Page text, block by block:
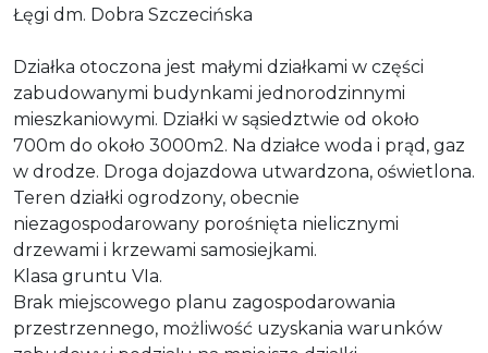
Łęgi dm. Dobra Szczecińska
Działka otoczona jest małymi działkami w części
zabudowanymi budynkami jednorodzinnymi
mieszkaniowymi. Działki w sąsiedztwie od około
700m do około 3000m2. Na działce woda i prąd, gaz
w drodze. Droga dojazdowa utwardzona, oświetlona.
Teren działki ogrodzony, obecnie
niezagospodarowany porośnięta nielicznymi
drzewami i krzewami samosiejkami.
Klasa gruntu VIa.
Brak miejscowego planu zagospodarowania
przestrzennego, możliwość uzyskania warunków